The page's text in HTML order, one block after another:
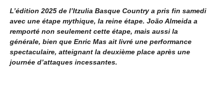
L’édition 2025 de l’Itzulia Basque Country a pris fin samedi
avec une étape mythique, la reine étape. João Almeida a
remporté non seulement cette étape, mais aussi la
générale, bien que Enric Mas ait livré une performance
spectaculaire, atteignant la deuxième place après une
journée d’attaques incessantes.